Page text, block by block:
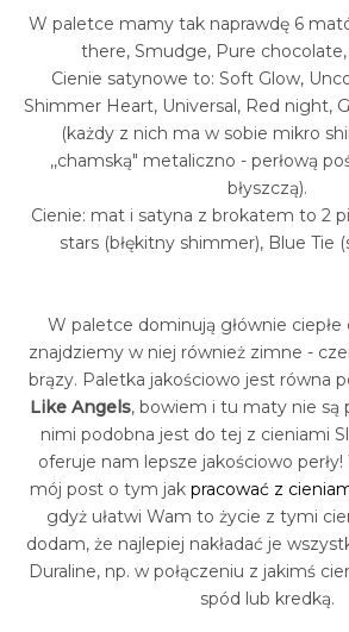
W paletce mamy tak naprawdę 6
there, Smudge, Pure
Cienie satynowe to: Soft Glow,
Shimmer Heart, Universal, Red night,
(każdy z nich ma w sobie mikro
,,chamską" metaliczno - perłową
błyszczą).
Cienie: mat i satyna z brokatem to 2
stars (błękitny shimmer), Blue Tie
W paletce dominują głównie ciepłe
znajdziemy w niej również zimne -
brązy. Paletka jakościowo jest równa
Like Angels, bowiem i tu maty nie są
nimi podobna jest do tej z cieniami
oferuje nam lepsze jakościowo
mój post o tym jak pracować z
gdyż ułatwi Wam to życie z tymi
dodam, że najlepiej nakładać je
Duraline, np. w połączeniu z jakimś
spód lub kredką.